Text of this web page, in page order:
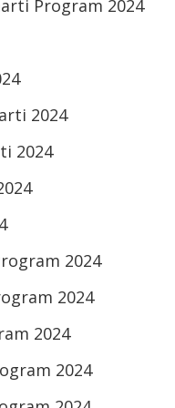
Program 2024
2024
2024
2024
2024
2024
2024